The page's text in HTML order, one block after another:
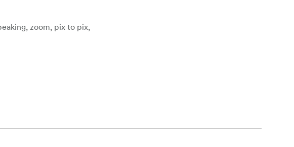
zoom, pix to pix,